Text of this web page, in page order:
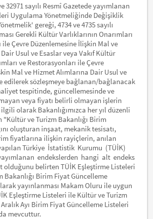
32971 sayılı Resmî Gazetede yayımlanan
Uygulama Yönetmeliğinde Değişiklik
gereği, 4734 ve 4735 sayılı
Gerekli Kültür Varlıklarının Onarımları
ile Çevre Düzenlemesine İlişkin Mal ve
Usul ve Esaslar veya Vakıf Kültür
ve Restorasyonları ile Çevre
Mal ve Hizmet Alımlarına Dair Usul ve
edilerek sözleşmeye bağlanan/bağlanacak
tespitinde, güncellemesinde ve
veya fiyatı belirli olmayan işlerin
olarak Bakanlığımızca her yıl düzenli
"Kültür ve Turizm Bakanlığı Birim
oluşturan inşaat, mekanik tesisatı,
fiyatlarına ilişkin rayiçlerin, anılan
Türkiye İstatistik Kurumu (TÜİK)
endekslerden hangi alt endeks
olduğunu belirten TÜİK Eşleştirme Listeleri
Bakanlığı Birim Fiyat Güncelleme
yayınlanması Makam Oluru ile uygun
Eşleştirme Listeleri ile Kültür ve Turizm
Aralık Ayı Birim Fiyat Güncelleme Listeleri
mevcuttur.